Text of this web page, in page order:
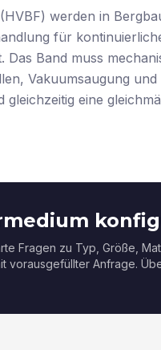
werden in
für
Das Band muss
Vakuumsaugung und
eine
Fragen zu Typ, Größe,
vorausgefüllter Anfrage.